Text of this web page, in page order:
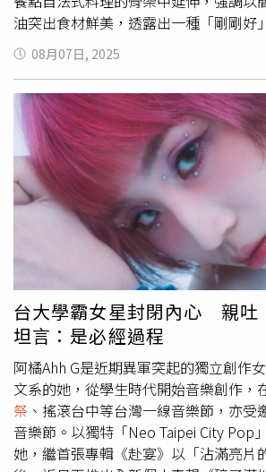
《TVBS新聞網》的報導，民宿管家表
將於9月中離職，因此提前關閉平台並
她強調，平台上重新上架與價格調整均
她本人操作。針對退訂爭議，管家表示
訂金，不涉及退費問題，且當時平台訊
與「不同意」取消，若旅客選擇不同
供住宿，但對方最終選擇同意取消。她
聯繫便公開指控，導致商譽受損，對部
排除採取法律行動。
油突出食材鮮美，透露出一種「剛剛好
更取自法文「Consommé」（法式澄
湯色其實需經多道工序反覆過濾，以當
形式進行「風味實驗」，正是SOMMÉ
採簡約低調的黑色系裝潢，開放式廚房
理的過程。（圖／SOMMÉ提供）以芒
「胭脂蝦水果塔塔」。（260元，圖／
味、滋味鹹鮮的「烏魚子蟹肉歐姆蛋」
元，圖／魏妤靜攝）SOMMÉ最初面向
以直接感受到品牌的「法式澄清湯」特
主、小料理為輔的菜單設計，因此過去
店的招牌是以湯與鮮味為引的「法式澄
一的Tank認為「湯，是料理的開端，
此在這裡可以喝到用當季食材精煉而成
與奶油結構出的醬汁深度，甚至連紅酒
後也有一套法式濃湯的邏輯支撐。而在
先喝到一碗暖胃湯品，這季便以「蛤蜊
子，開啟大家的味蕾之旅。雖然7月推
往，大幅增加小料理的比例、將拉麵品
右，但這次的「松露奶油野菇雞肉捲，
頗富層次。依循主廚建議先喝原味，風
08月07日, 2025
台大學霸女星封閉內心 親吐
坦言：是必經過程
阿橘Ahh G是近期異軍突起的獨立創作
文系的她，從學生時代開始音樂創作，
祭 、搖滾台中等台灣一線音樂節，亦受
音樂節。以獨特「Neo Taipei City Pop
她，繼首張專輯《赴宴》以「沾滿亮片